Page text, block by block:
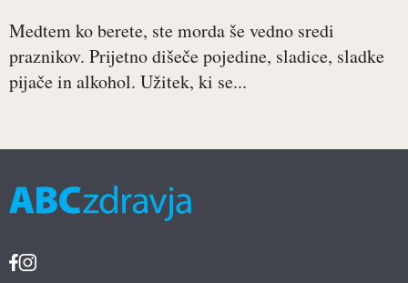
Medtem ko berete, ste morda še vedno sredi
praznikov. Prijetno dišeče pojedine, sladice, sladke
pijače in alkohol. Užitek, ki se...